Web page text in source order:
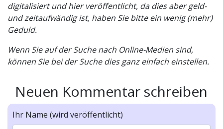
digitalisiert und hier veröffentlicht, da dies aber geld-
und zeitaufwändig ist, haben Sie bitte ein wenig (mehr)
Geduld.
Wenn Sie auf der Suche nach Online-Medien sind,
können Sie bei der Suche dies ganz einfach einstellen.
Neuen Kommentar schreiben
Ihr Name (wird veröffentlicht)